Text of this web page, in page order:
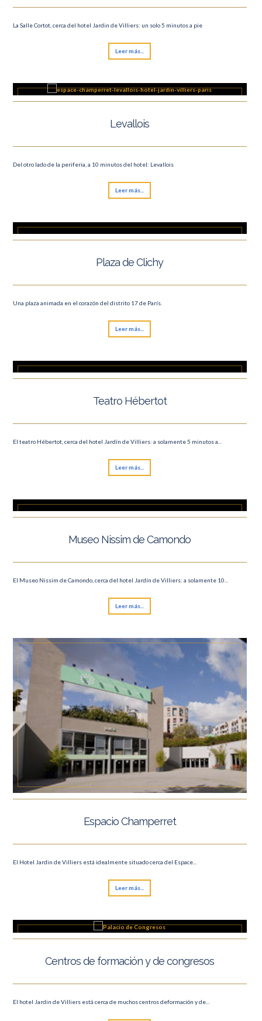
La Salle Cortot, cerca del hotel Jardin de Villiers: un solo 5 minutos a pie
Leer más...
Levallois
Del otro lado de la periferia, a 10 minutos del hotel: Levallois
Leer más...
Plaza de Clichy
Una plaza animada en el corazón del distrito 17 de París.
Leer más...
Teatro Hébertot
El teatro Hébertot, cerca del hotel Jardín de Villiers: a solamente 5 minutos a...
Leer más...
Museo Nissim de Camondo
El Museo Nissim de Camondo, cerca del hotel Jardín de Villiers: a solamente 10...
Leer más...
Espacio Champerret
El Hotel Jardin de Villiers está idealmente situado cerca del Espace...
Leer más...
Centros de formación y de congresos
El hotel Jardin de Villiers está cerca de muchos centros deformación y de...